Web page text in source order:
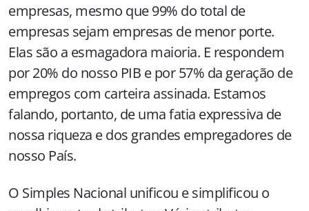
empresas, mesmo que 99% do total de
empresas sejam empresas de menor porte.
Elas são a esmagadora maioria. E respondem
por 20% do nosso PIB e por 57% da geração de
empregos com carteira assinada. Estamos
falando, portanto, de uma fatia expressiva de
nossa riqueza e dos grandes empregadores de
nosso País.
O Simples Nacional unificou e simplificou o